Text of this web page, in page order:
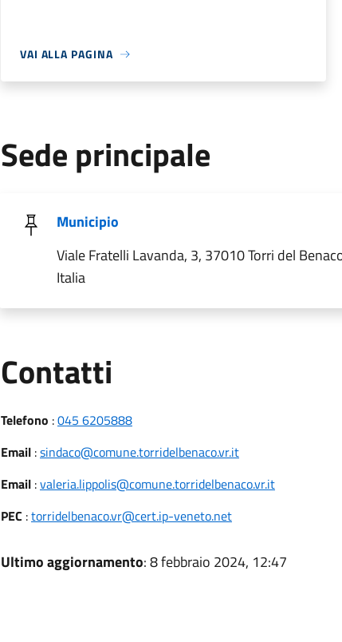
VAI ALLA PAGINA
Sede principale
Municipio
Viale Fratelli Lavanda, 3, 37010 Torri del
Italia
Contatti
Telefono :045 6205888
Email:sindaco@comune.torridelbenaco.vr.it
Email:valeria.lippolis@comune.torridelbenaco.vr.it
PEC :torridelbenaco.vr@cert.ip-veneto.net
Ultimo aggiornamento: 8 febbraio 2024, 12:47